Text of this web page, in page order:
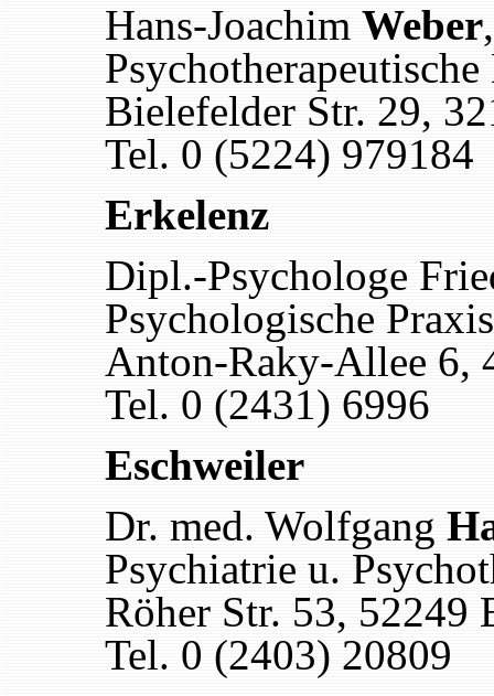
Hans-Joachim Weber
Bielefelder Str. 29,
Tel. 0 (5224) 979184
Erkelenz
Dipl.-Psychologe
Psychologische Praxis
Anton-Raky-Allee 6,
Tel. 0 (2431) 6996
Eschweiler
Dr. med. Wolfgang
Psychiatrie u.
Röher Str. 53, 52249
Tel. 0 (2403) 20809